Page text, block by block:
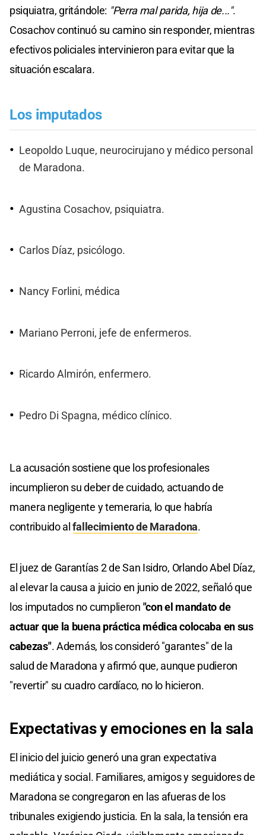
psiquiatra, gritándole: "Perra mal parida, hija de...".
Cosachov continuó su camino sin responder, mientras
efectivos policiales intervinieron para evitar que la
situación escalara.​
Los imputados
Leopoldo Luque, neurocirujano y médico personal
de Maradona.​
Agustina Cosachov, psiquiatra.​
Carlos Díaz, psicólogo.​
Nancy Forlini, médica
Mariano Perroni, jefe de enfermeros.​
Ricardo Almirón, enfermero.​
Pedro Di Spagna, médico clínico.​
La acusación sostiene que los profesionales
incumplieron su deber de cuidado, actuando de
manera negligente y temeraria, lo que habría
contribuido alfallecimiento de Maradona.
El juez de Garantías 2 de San Isidro, Orlando Abel Díaz,
al elevar la causa a juicio en junio de 2022, señaló que
los imputados no cumplieron "con el mandato de
actuar que la buena práctica médica colocaba en sus
cabezas". Además, los consideró "garantes" de la
salud de Maradona y afirmó que, aunque pudieron
"revertir" su cuadro cardíaco, no lo hicieron.​
Expectativas y emociones en la sala
El inicio del juicio generó una gran expectativa
mediática y social. Familiares, amigos y seguidores de
Maradona se congregaron en las afueras de los
tribunales exigiendo justicia. En la sala, la tensión era